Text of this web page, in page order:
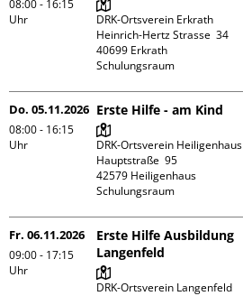
08:00 - 16:15
Uhr
DRK-Ortsverein Erkrath
Heinrich-Hertz Strasse  34
40699 Erkrath
Schulungsraum
Do. 05.11.2026
08:00 - 16:15
Uhr
Erste Hilfe - am Kind
DRK-Ortsverein Heiligenhaus
Hauptstraße  95
42579 Heiligenhaus
Schulungsraum
Fr. 06.11.2026
09:00 - 17:15
Uhr
Erste Hilfe Ausbildung
Langenfeld
DRK-Ortsverein Langenfeld